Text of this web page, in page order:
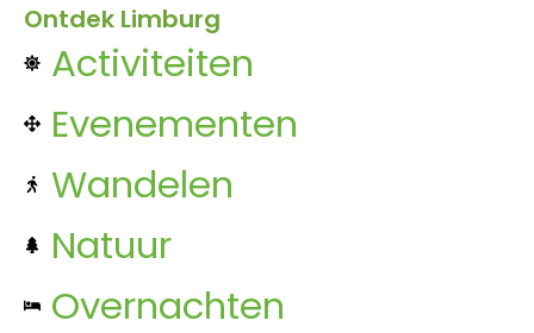
Ontdek Limburg
Activiteiten
Evenementen
Wandelen
Natuur
Overnachten